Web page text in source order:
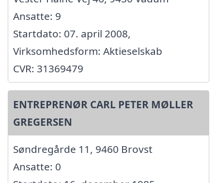
Ansatte: 9
Startdato: 07. april 2008,
Virksomhedsform: Aktieselskab
CVR: 31369479
ENTREPRENØR CARL PETER MØLLER
GREGERSEN
Søndregårde 11, 9460 Brovst
Ansatte: 0